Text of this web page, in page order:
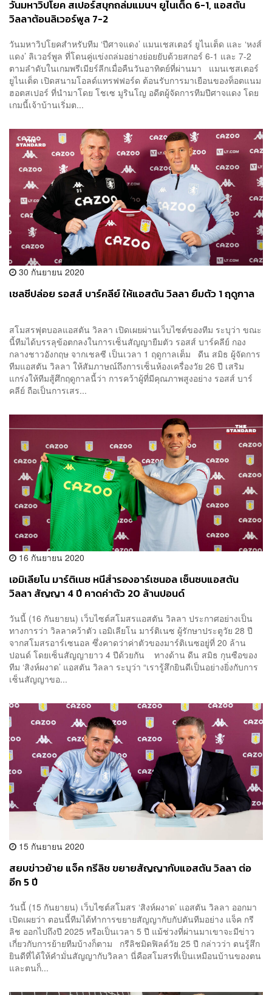
วันมหาวิปโยค สเปอร์สบุกถล่มแมนฯ ยูไนเต็ด 6-1, แอสตัน
วิลลาต้อนลิเวอร์พูล 7-2
วันมหาวิปโยคสำหรับทีม ‘ปีศาจแดง’ แมนเชสเตอร์ ยูไนเต็ด และ ‘หงส์
แดง’ ลิเวอร์พูล ที่โดนคู่แข่งถล่มอย่างย่อยยับด้วยสกอร์ 6-1 และ 7-2
ตามลำดับในเกมพรีเมียร์ลีกเมื่อคืนวันอาทิตย์ที่ผ่านมา แมนเชสเตอร์
ยูไนเต็ด เปิดสนามโอลด์แทรฟฟอร์ด ต้อนรับการมาเยือนของท็อตแนม
ฮอตสเปอร์ ที่นำมาโดย โชเซ มูรินโญ อดีตผู้จัดการทีมปีศาจแดง โดย
เกมนี้เจ้าบ้านเริ่มต...
30 กันยายน 2020
เชลซีปล่อย รอสส์ บาร์คลีย์ ให้แอสตัน วิลลา ยืมตัว 1 ฤดูกาล
สโมสรฟุตบอลแอสตัน วิลลา เปิดเผยผ่านเว็บไซต์ของทีม ระบุว่า ขณะ
นี้ทีมได้บรรลุข้อตกลงในการเซ็นสัญญายืมตัว รอสส์ บาร์คลีย์ กอง
กลางชาวอังกฤษ จากเชลซี เป็นเวลา 1 ฤดูกาลเต็ม ดีน สมิธ ผู้จัดการ
ทีมแอสตัน วิลลา ให้สัมภาษณ์ถึงการเซ็นห้องเครื่องวัย 26 ปี เสริม
แกร่งให้ทีมสู้ศึกฤดูกาลนี้ว่า การคว้าผู้ที่มีคุณภาพสูงอย่าง รอสส์ บาร์
คลีย์ ถือเป็นการเสร...
16 กันยายน 2020
เอมิเลียโน มาร์ติเนซ หนีสำรองอาร์เซนอล เซ็นซบแอสตัน
วิลลา สัญญา 4 ปี คาดค่าตัว 20 ล้านปอนด์
วันนี้ (16 กันยายน) เว็บไซต์สโมสรแอสตัน วิลลา ประกาศอย่างเป็น
ทางการว่า วิลลาคว้าตัว เอมิเลียโน มาร์ติเนซ ผู้รักษาประตูวัย 28 ปี
จากสโมสรอาร์เซนอล ซึ่งคาดว่าค่าตัวของมาร์ติเนซอยู่ที่ 20 ล้าน
ปอนด์ โดยเซ็นสัญญายาว 4 ปีด้วยกัน ทางด้าน ดีน สมิธ กุนซือของ
ทีม ‘สิงห์ผงาด’ แอสตัน วิลลา ระบุว่า “เรารู้สึกยินดีเป็นอย่างยิ่งกับการ
เซ็นสัญญาขอ...
15 กันยายน 2020
สยบข่าวย้าย แจ็ค กรีลิช ขยายสัญญากับแอสตัน วิลลา ต่อ
อีก 5 ปี
วันนี้ (15 กันยายน) เว็บไซต์สโมสร ‘สิงห์ผงาด’ แอสตัน วิลลา ออกมา
เปิดเผยว่า ตอนนี้ทีมได้ทำการขยายสัญญากับกัปตันทีมอย่าง แจ็ค กรี
ลิช ออกไปถึงปี 2025 หรือเป็นเวลา 5 ปี แม้ช่วงที่ผ่านมาเขาจะมีข่าว
เกี่ยวกับการย้ายทีมบ้างก็ตาม กรีลิชมิดฟิลด์วัย 25 ปี กล่าวว่า ตนรู้สึก
ยินดีที่ได้ให้คำมั่นสัญญากับวิลลา นี่คือสโมสรที่เป็นเหมือนบ้านของตน
และตนก็...